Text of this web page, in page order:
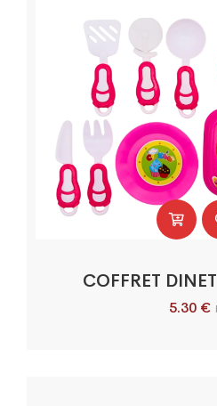
COFFRET
5.30 €